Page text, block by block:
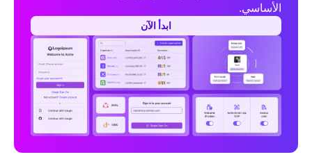
الأساسي.
ابدأ الآن